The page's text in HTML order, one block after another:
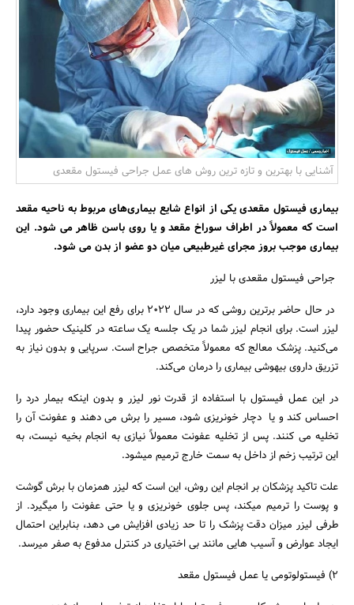
بانک، بیمه و سرمایه
مسکن و ساختمان
آشنایی با بهترین و تازه ترین روش های عمل جراحی فیستول مقعدی
بیماری فیستول مقعدی یکی از انواع شایع بیماری‌های مربوط به ناحیه مقعد
است که معمولاً در اطراف سوراخ مقعد و یا روی باسن ظاهر می شود. این
بیماری موجب بروز مجرای غیرطبیعی میان دو عضو از بدن می شود.
جراحی فیستول مقعدی با لیزر
در حال حاضر برترین روشی که در سال ۲۰۲۲ برای رفع این بیماری وجود دارد،
لیزر است. برای انجام لیزر شما در یک جلسه یک ساعته در کلینیک حضور پیدا
می‌کنید. پزشک معالج که معمولاً متخصص جراح است. سرپایی و بدون نیاز به
تزریق داروی بیهوشی بیماری را درمان می‌کند.
در این عمل فیستول با استفاده از قدرت نور لیزر و بدون اینکه بیمار درد را
احساس کند و یا دچار خونریزی شود، مسیر را برش می دهند و عفونت آن را
تخلیه می کنند. پس از تخلیه عفونت معمولاً نیازی به انجام بخیه نیست، به
این ترتیب زخم از داخل به سمت خارج ترمیم میشود.
علت تاکید پزشکان بر انجام این روش، این است که لیزر همزمان با برش گوشت
و پوست را ترمیم میکند، پس جلوی خونریزی و یا حتی عفونت را میگیرد. از
طرفی لیزر میزان دقت پزشک را تا حد زیادی افزایش می دهد، بنابراین احتمال
ایجاد عوارض و آسیب هایی مانند بی اختیاری در کنترل مدفوع به صفر میرسد.
۲) فیستولوتومی یا عمل فیستول مقعد